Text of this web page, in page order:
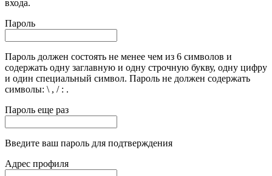
входа.
Пароль
Пароль должен состоять не менее чем из 6 символов и
содержать одну заглавную и одну строчную букву, одну цифру
и один специальный символ. Пароль не должен содержать
символы: \ , / : .
Пароль еще раз
Введите ваш пароль для подтверждения
Адрес профиля